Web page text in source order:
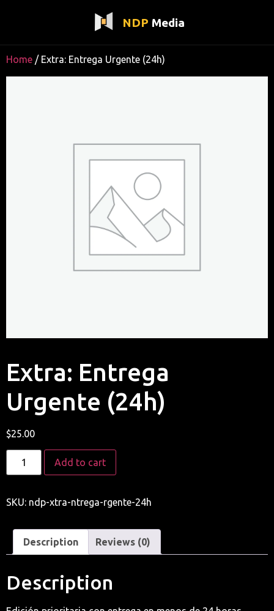
NDP Media
Home / Extra: Entrega Urgente (24h)
Extra: Entrega
Urgente (24h)
$25.00
Add to cart
SKU: ndp-xtra-ntrega-rgente-24h
Description Reviews (0)
Description